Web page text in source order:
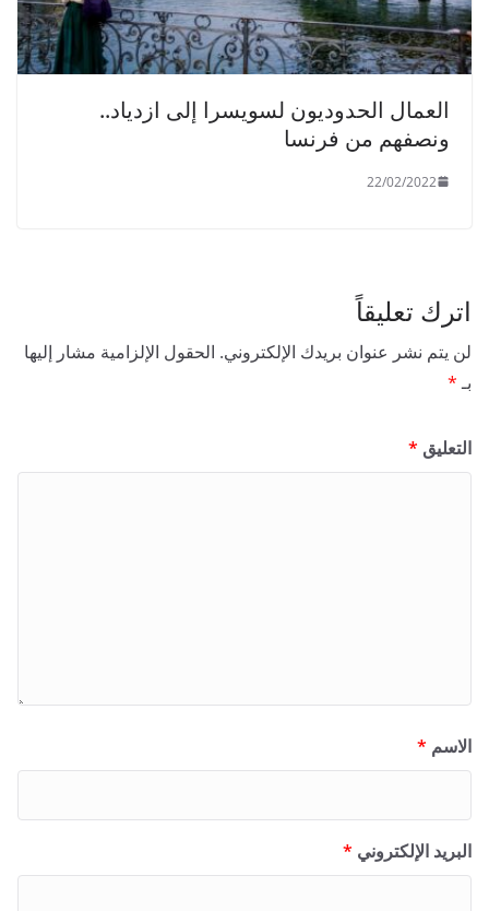
العمال الحدوديون لسويسرا إلى ازدياد..
ونصفهم من فرنسا
22/02/2022
اترك تعليقاً
لن يتم نشر عنوان بريدك الإلكتروني. الحقول الإلزامية مشار إليها
بـ*
التعليق *
الاسم *
البريد الإلكتروني *